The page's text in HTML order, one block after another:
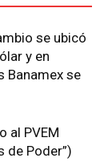
se ubicó
y en
Banamex se
al PVEM
de Poder”)